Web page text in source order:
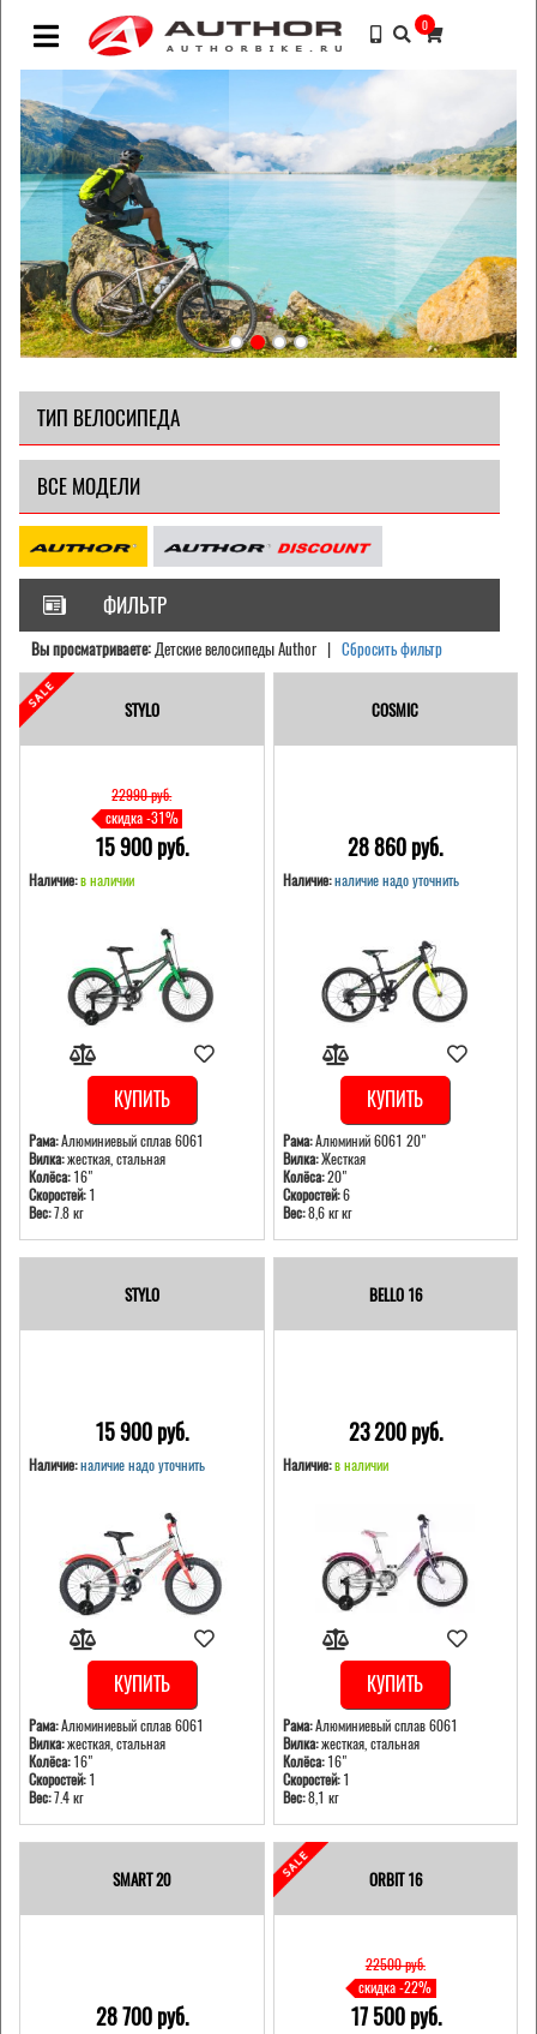
0
ТИП ВЕЛОСИПЕДА
ВСЕ МОДЕЛИ
ФИЛЬТР
Вы просматриваете:Детские велосипеды Author | Сбросить фильтр
STYLO
22990 pуб.
скидка -31%
15 900 pуб.
Наличие:в наличии
КУПИТЬ
Рама:Алюминиевый сплав 6061
Вилка:жесткая, стальная
Колёса:16"
Скоростей:1
Вес:7.8 кг
COSMIC
28 860 pуб.
Наличие: наличие надо уточнить
КУПИТЬ
Рама:Алюминий 6061 20"
Вилка:Жесткая
Колёса:20"
Скоростей:6
Вес:8,6 кг кг
STYLO
15 900 pуб.
Наличие:наличие надо уточнить
КУПИТЬ
Рама:Алюминиевый сплав 6061
Вилка:жесткая, стальная
Колёса:16"
Скоростей:1
Вес:7.4 кг
BELLO 16
23 200 pуб.
Наличие: в наличии
КУПИТЬ
Рама:Алюминиевый сплав 6061
Вилка:жесткая, стальная
Колёса:16"
Скоростей:1
Вес:8,1 кг
SMART 20
28 700 pуб.
ORBIT 16
22500 pуб.
скидка -22%
17 500 pуб.